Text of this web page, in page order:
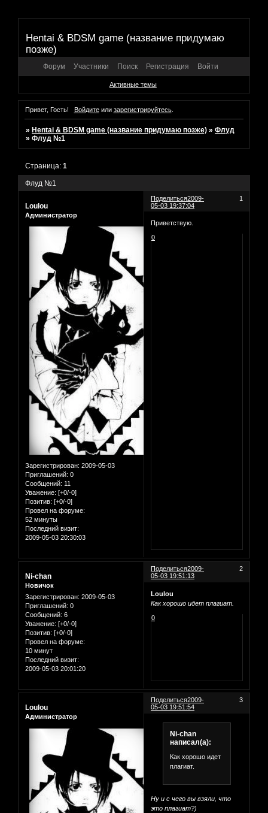
Hentai & BDSM game (название придумаю
позже)
Форум Участники Поиск Регистрация Войти
Активные темы
Привет, Гость! Войдитеили зарегистрируйтесь.
»Hentai & BDSM game (название придумаю позже) »Флуд
»Флуд №1
Флуд №1
Страница:1
Поделиться 1
2009-
05-03 19:37:04
Loulou
Администратор
Зарегистрирован: 2009-05-03
Приглашений: 0
Сообщений: 11
Уважение: [+0/-0]
Позитив: [+0/-0]
Провел на форуме:
52 минуты
Последний визит:
2009-05-03 20:30:03
Приветствую.
0
Поделиться 2
2009-
05-03 19:51:13
Ni-chan
Новичок
Зарегистрирован: 2009-05-03
Приглашений: 0
Сообщений: 6
Уважение: [+0/-0]
Позитив: [+0/-0]
Провел на форуме:
10 минут
Последний визит:
2009-05-03 20:01:20
Loulou
Как хорошо идет плагиат.
0
Поделиться 3
2009-
05-03 19:51:54
Loulou
Администратор
Ni-chan
написал(а):
Как хорошо идет
плагиат.
Ну и с чего вы взяли, что
это плагиат?)